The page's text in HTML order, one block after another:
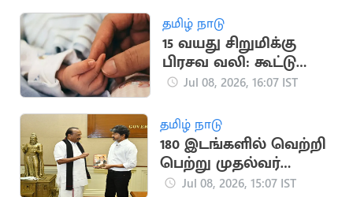
தமிழ் நாடு
15 வயது சிறுமிக்கு
பிரசவ வலி: கூட்டு
பலாத்காரம் அம்பலம்
Jul 08, 2026, 16:07 IST
தமிழ் நாடு
180 இடங்களில் வெற்றி
பெற்று முதல்வர்
விஜய்
Jul 08, 2026, 15:07 IST